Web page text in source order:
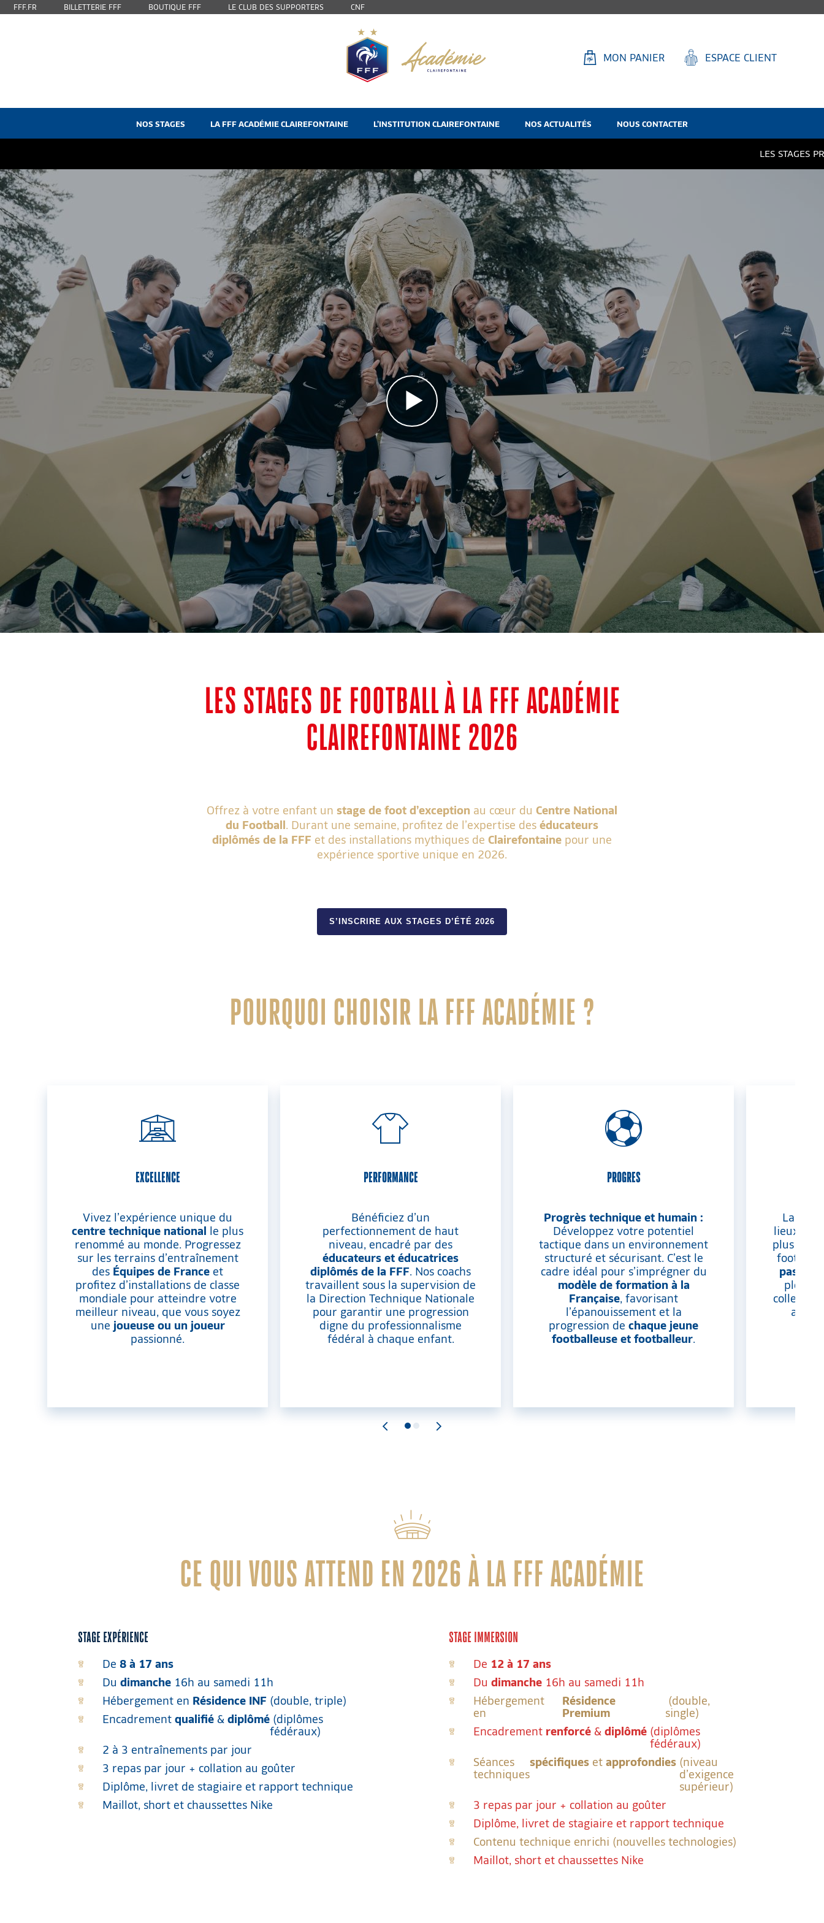
FFF.FR BILLETTERIE FFF BOUTIQUE FFF LE CLUB DES SUPPORTERS CNF
NOS STAGES LA FFF ACADÉMIE CLAIREFONTAINE L’INSTITUTION CLAIREFONTAINE NOS ACTUALITÉS NOUS CONTACTER
MON PANIER ESPACE CLIENT
LES STAGES PRINTEMPS / ETÉ 2026 DE LA
LES STAGES DE FOOTBALL À LA FFF ACADÉMIE
CLAIREFONTAINE 2026
Offrez à votre enfant un stage de foot d’exception au cœur du Centre National
du Football. Durant une semaine, profitez de l’expertise des éducateurs
diplômés de la FFF et des installations mythiques de Clairefontaine pour une
expérience sportive unique en 2026.
S’INSCRIRE AUX STAGES D’ÉTÉ 2026
POURQUOI CHOISIR LA FFF ACADÉMIE ?
EXCELLENCE
Vivez l’expérience unique du
centre technique national le plus
renommé au monde. Progressez
sur les terrains d’entraînement
des Équipes de France et
profitez d’installations de classe
mondiale pour atteindre votre
meilleur niveau, que vous soyez
une joueuse ou un joueur
passionné.
PERFORMANCE
Bénéficiez d’un
perfectionnement de haut
niveau, encadré par des
éducateurs et éducatrices
diplômés de la FFF. Nos coachs
travaillent sous la supervision de
la Direction Technique Nationale
pour garantir une progression
digne du professionnalisme
fédéral à chaque enfant.
PROGRES
Progrès technique et humain :
Développez votre potentiel
tactique dans un environnement
structuré et sécurisant. C’est le
cadre idéal pour s’imprégner du
modèle de formation à la
Française, favorisant
l’épanouissement et la
progression dechaque jeune
footballeuse et footballeur.
lieux
plus
football
plongé
collectif,
au
CE QUI VOUS ATTEND EN 2026 À LA FFF ACADÉMIE
STAGE EXPÉRIENCE
De 8 à 17 ans
Dudimanche 16h au samedi 11h
Hébergement en Résidence INF (double, triple)
Encadrementqualifié &diplômé (diplômes
fédéraux)
2 à 3 entraînements par jour
3 repas par jour + collation au goûter
Diplôme, livret de stagiaire et rapport technique
Maillot, short et chaussettes Nike
STAGE IMMERSION
De 12 à 17 ans
Du dimanche 16h au samedi 11h
Hébergement
en
Résidence
Premium
(double,
single)
Encadrement renforcé & diplômé (diplômes
fédéraux)
Séances
techniques
spécifiques et approfondies (niveau
d’exigence
supérieur)
3 repas par jour + collation au goûter
Diplôme, livret de stagiaire et rapport technique
Contenu technique enrichi (nouvelles technologies)
Maillot, short et chaussettes Nike